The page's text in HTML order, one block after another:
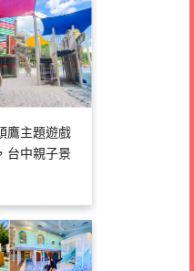
鷹主題遊戲
台中親子景